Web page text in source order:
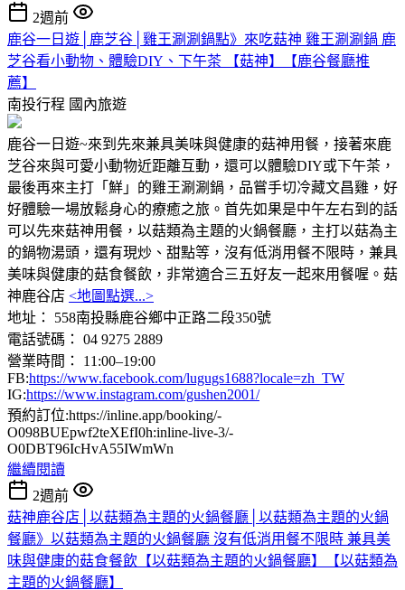
2週前
鹿谷一日遊│鹿芝谷│雞王涮涮鍋點》來吃菇神 雞王涮涮鍋 鹿
芝谷看小動物、體驗DIY、下午茶 【菇神】【鹿谷餐廳推
薦】
南投行程 國內旅遊
鹿谷一日遊~來到先來兼具美味與健康的菇神用餐，接著來鹿
芝谷來與可愛小動物近距離互動，還可以體驗DIY或下午茶，
最後再來主打「鮮」的雞王涮涮鍋，品嘗手切冷藏文昌雞，好
好體驗一場放鬆身心的療癒之旅。首先如果是中午左右到的話
可以先來菇神用餐，以菇類為主題的火鍋餐廳，主打以菇為主
的鍋物湯頭，還有現炒、甜點等，沒有低消用餐不限時，兼具
美味與健康的菇食餐飲，非常適合三五好友一起來用餐喔。菇
神鹿谷店 <地圖點選...>
地址： 558南投縣鹿谷鄉中正路二段350號
電話號碼： 04 9275 2889
營業時間： 11:00–19:00
FB:https://www.facebook.com/lugugs1688?locale=zh_TW
IG:https://www.instagram.com/gushen2001/
預約訂位:https://inline.app/booking/-
O098BUEpwf2teXEfI0h:inline-live-3/-
O0DBT96IcHvA55IWmWn
繼續閱讀
2週前
菇神鹿谷店│以菇類為主題的火鍋餐廳│以菇類為主題的火鍋
餐廳》以菇類為主題的火鍋餐廳 沒有低消用餐不限時 兼具美
味與健康的菇食餐飲【以菇類為主題的火鍋餐廳】【以菇類為
主題的火鍋餐廳】